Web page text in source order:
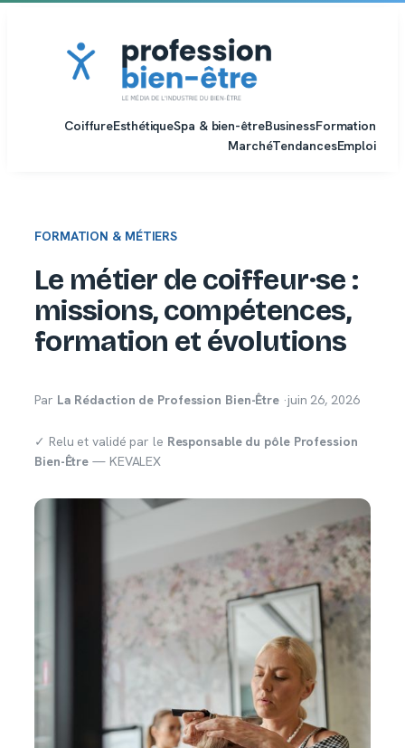
CoiffureEsthétiqueSpa & bien-êtreBusinessFormation
MarchéTendancesEmploi
FORMATION & MÉTIERS
Le métier de coiffeur·se :
missions, compétences,
formation et évolutions
Par La Rédaction de Profession Bien-Être ·juin 26, 2026
✓ Relu et validé par le Responsable du pôle Profession
Bien-Être — KEVALEX